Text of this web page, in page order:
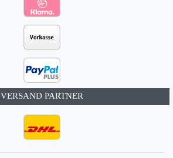
VERSAND PARTNER